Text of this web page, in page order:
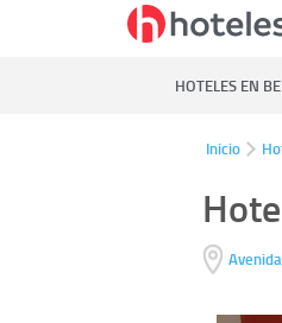
HOTELES EN
Inicio